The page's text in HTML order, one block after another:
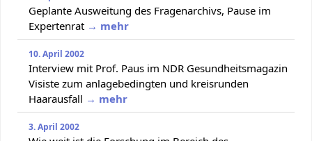
Geplante Ausweitung des Fragenarchivs, Pause im
Expertenrat → mehr
10. April 2002
Interview mit Prof. Paus im NDR Gesundheitsmagazin
Visiste zum anlagebedingten und kreisrunden
Haarausfall → mehr
3. April 2002